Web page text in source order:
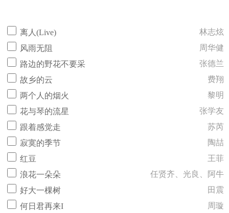
离人(Live)
林志炫
风雨无阻
周华健
路边的野花不要采
张德兰
故乡的云
费翔
两个人的烟火
黎明
花与琴的流星
张学友
跟着感觉走
苏芮
寂寞的季节
陶喆
红豆
王菲
浪花一朵朵
任贤齐、光良、阿牛
好大一棵树
田震
何日君再来I
周璇